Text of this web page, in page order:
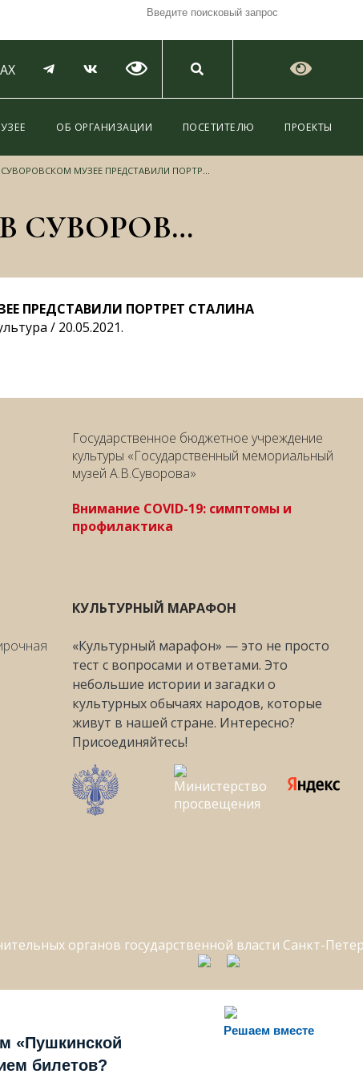
ОБ ОРГАНИЗАЦИИ ПОСЕТИТЕЛЮ ПРОЕКТЫ
МУЗЕЕ ПРЕДСТАВИЛИ ПОРТРЕТ СТАЛИНА
НА ВЫСТАВКЕ В СУВОРОВСКОМ МУЗЕЕ ПРЕДСТАВИЛИ ПОРТРЕТ СТАЛИНА
ПРЕДСТАВИЛИ ПОРТРЕТ СТАЛИНА
/ 20.05.2021.
Государственное бюджетное учреждение
культуры «Государственный мемориальный
музей А.В.Суворова»
Внимание COVID-19: симптомы и
профилактика
КУЛЬТУРНЫЙ МАРАФОН
«Культурный марафон» — это не просто
тест с вопросами и ответами. Это
небольшие истории и загадки о
культурных обычаях народов, которые
живут в нашей стране. Интересно?
Присоединяйтесь!
Решаем вместе
«Пушкинской
билетов?